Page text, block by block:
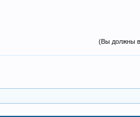
(Вы должны